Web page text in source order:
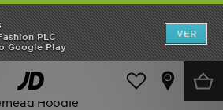
PLC
Google Play
VER
Roupa de Mulher
Hoodie